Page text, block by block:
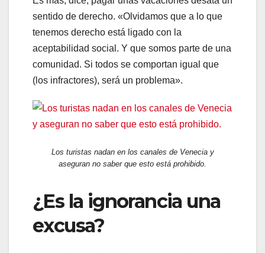
sentido de derecho. «Olvidamos que a lo que
tenemos derecho está ligado con la
aceptabilidad social. Y que somos parte de una
comunidad. Si todos se comportan igual que
(los infractores), será un problema».
Los turistas nadan en los canales de Venecia y
aseguran no saber que esto está prohibido.
¿Es la ignorancia una
excusa?